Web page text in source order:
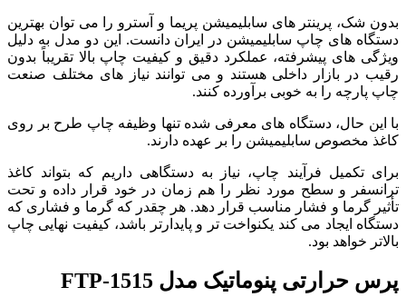
بدون شک، پرینتر های سابلیمیشن پریما و آسترو را می توان بهترین
دستگاه های چاپ سابلیمیشن در ایران دانست. این دو مدل به دلیل
ویژگی های پیشرفته، عملکرد دقیق و کیفیت چاپ بالا تقریباً بدون
رقیب در بازار داخلی هستند و می توانند نیاز های مختلف صنعت
چاپ پارچه را به خوبی برآورده کنند.
با این حال، دستگاه های معرفی شده تنها وظیفه چاپ طرح بر روی
کاغذ مخصوص سابلیمیشن را بر عهده دارند.
برای تکمیل فرآیند چاپ، نیاز به دستگاهی داریم که بتواند کاغذ
ترانسفر و سطح مورد نظر را هم زمان در خود قرار داده و تحت
تأثیر گرما و فشار مناسب قرار دهد. هر چقدر که گرما و فشاری که
دستگاه ایجاد می کند یکنواخت تر و پایدارتر باشد، کیفیت نهایی چاپ
بالاتر خواهد بود.
پرس حرارتی پنوماتیک مدل FTP-1515